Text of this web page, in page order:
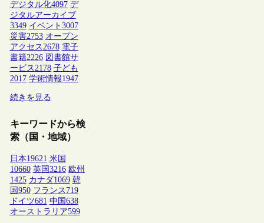
デジタル化4097 デ
ジタルアーカイブ
3349 イベント 3007
災害2753 オープン
アクセス2678 電子
書籍2226 図書館サ
ービス2178 子ども
2017 学術情報1947
続きを見る
キーワードから検
索（国・地域）
日本19621 米国
10660 英国3216 欧州
1425 カナダ1069 韓
国950 フランス 719
ドイツ681 中国638
オーストラリア599